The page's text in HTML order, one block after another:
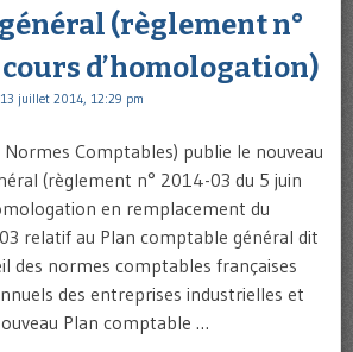
(règlement n°
d’homologation)
13 juillet 2014, 12:29 pm
Normes Comptables) publie le nouveau
(règlement n° 2014-03 du 5 juin
en remplacement du
relatif au Plan comptable général dit
des normes comptables françaises
des entreprises industrielles et
Plan comptable …